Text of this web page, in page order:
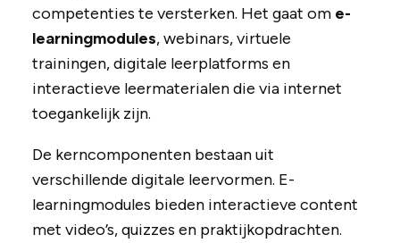
competenties te versterken. Het gaat om e-
learningmodules, webinars, virtuele
trainingen, digitale leerplatforms en
interactieve leermaterialen die via internet
toegankelijk zijn.
De kerncomponenten bestaan uit
verschillende digitale leervormen. E-
learningmodules bieden interactieve content
met video’s, quizzes en praktijkopdrachten.